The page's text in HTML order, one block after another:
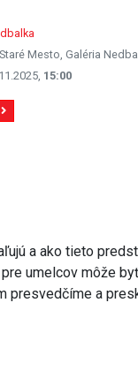
Mesto, Galéria
15:00
a ako tieto
umelcov môže
presvedčíme a